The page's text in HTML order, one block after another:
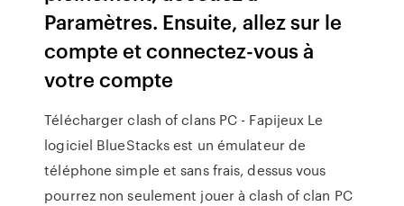
Paramètres. Ensuite, allez sur le
compte et connectez-vous à
votre compte
Télécharger clash of clans PC - Fapijeux Le
logiciel BlueStacks est un émulateur de
téléphone simple et sans frais, dessus vous
pourrez non seulement jouer à clash of clan PC